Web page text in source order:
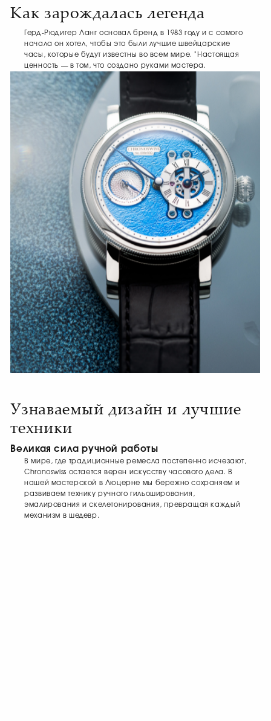
Как зарождалась легенда
Герд-Рюдигер Ланг основал бренд в 1983 году и с самого
начала он хотел, чтобы это были лучшие швейцарские
часы, которые будут известны во всем мире. "Настоящая
ценность — в том, что создано руками мастера.
Узнаваемый дизайн и лучшие
техники
Великая сила ручной работы
В мире, где традиционные ремесла постепенно исчезают,
Chronoswiss остается верен искусству часового дела. В
нашей мастерской в Люцерне мы бережно сохраняем и
развиваем технику ручного гильоширования,
эмалирования и скелетонирования, превращая каждый
механизм в шедевр.